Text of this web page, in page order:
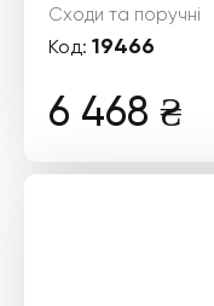
Сходи та поручні
Код: 19466
6 468 ₴